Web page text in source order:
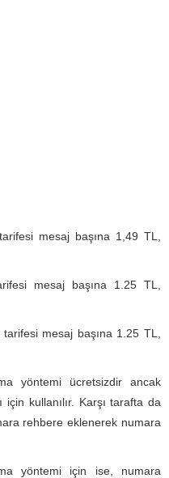
mesaj başına 1,49 TL,
mesaj başına 1.25 TL,
mesaj başına 1.25 TL,
yöntemi ücretsizdir ancak
kullanılır. Karşı tarafta da
rehbere eklenerek numara
yöntemi için ise, numara